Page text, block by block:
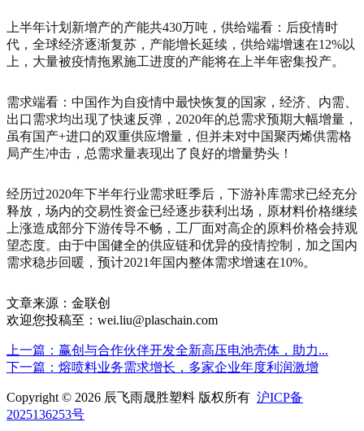
上半年计划新增产的产能共430万吨，供给端看：后疫情时
代，全球经济逐渐复苏，产能增长延续，供给端增速在12%以
上，大量被疫情拖累施工进度的产能将在上半年密集投产。
需求端看：中国作为自疫情中最快恢复的国家，经济、内需、
出口需求均出现了快速反弹，2020年的总需求预期大幅增量，
虽有国产+进口的双重供应增量，但并未对中国聚丙烯供需格
局产生冲击，总需求量表现出了良好的增量势头！
经历过2020年下半年行业需求旺季后，下游补库需求已经充分
释放，场内的交易性资金已经逐步获利出场，原材料价格继续
上涨造成部分下游传导不畅，工厂面对高企的原料价格会持观
望态度。由于中国健全的供应链和优异的疫情控制，加之国内
需求稳步回暖，预计2021年国内整体需求增速在10%。
文章来源：金联创
欢迎您投稿至：wei.liu@plaschain.com
上一篇：赢创与合作伙伴开发全新高压电池壳体，助力...
下一篇：熔喷料业务需求增长，多家企业年度利润激增
Copyright © 2026 辰飞雨晟胜塑料 版权所有 沪ICP备
2025136253号